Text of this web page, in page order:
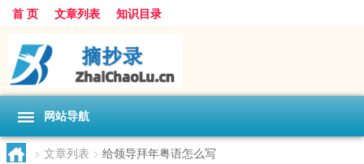
首 页 文章列表 知识目录
网站导航
> 文章列表 > 给领导拜年粤语怎么写